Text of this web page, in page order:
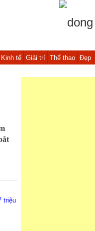
Kinh tế Giải trí Thể thao Đẹp
triệu